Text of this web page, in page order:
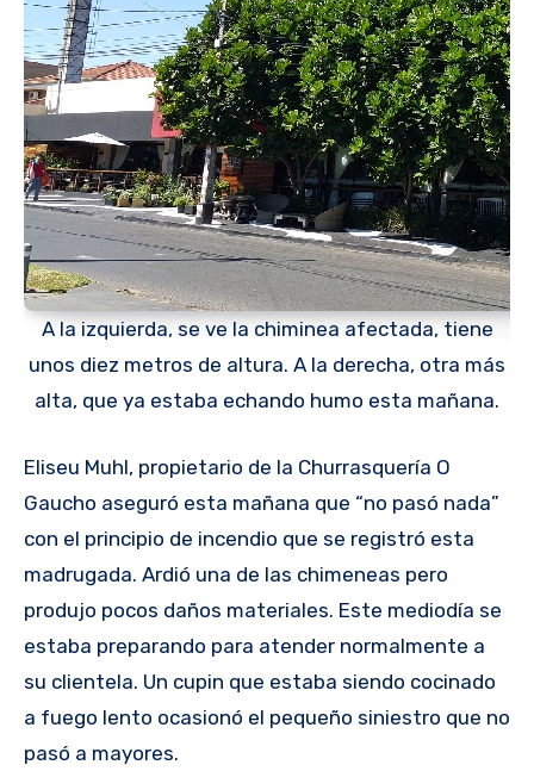
A la izquierda, se ve la chiminea afectada, tiene
unos diez metros de altura. A la derecha, otra más
alta, que ya estaba echando humo esta mañana.
Eliseu Muhl, propietario de la Churrasquería O
Gaucho aseguró esta mañana que “no pasó nada”
con el principio de incendio que se registró esta
madrugada. Ardió una de las chimeneas pero
produjo pocos daños materiales. Este mediodía se
estaba preparando para atender normalmente a
su clientela. Un cupin que estaba siendo cocinado
a fuego lento ocasionó el pequeño siniestro que no
pasó a mayores.